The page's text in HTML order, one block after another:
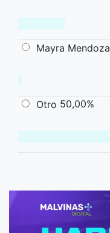
Mayra Mendoza
Otro 50,00%